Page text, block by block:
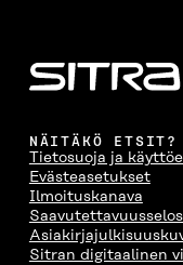
NÄITÄKÖ ETSIT?
Tietosuoja ja
Evästeasetukset
Ilmoituskanava
Sitran digitaalinen